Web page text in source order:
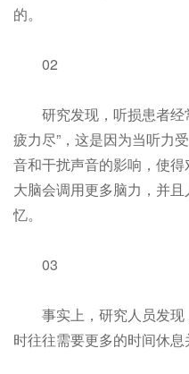
的。
02
研究发现，听损患者经
疲力尽”，这是因为当听力
音和干扰声音的影响，使
大脑会调用更多脑力，并
忆。
03
事实上，研究人员发现
时往往需要更多的时间休息